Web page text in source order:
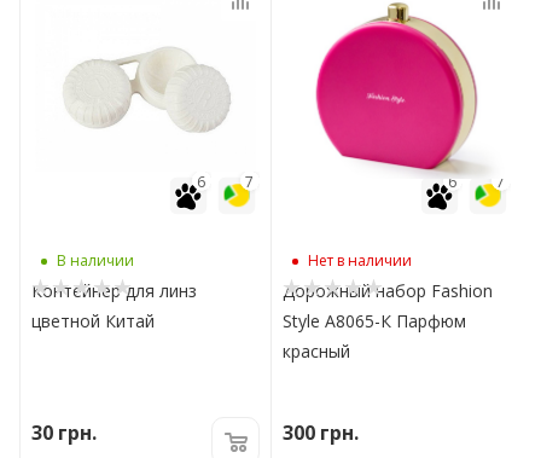
7
6
В наличии
Контейнер для линз
цветной Китай
30 грн.
7
6
Нет в наличии
Дорожный набор Fashion
Style А8065-К Парфюм
красный
300 грн.